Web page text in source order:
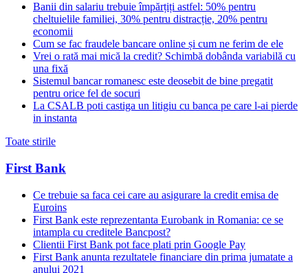
Banii din salariu trebuie împărțiți astfel: 50% pentru
cheltuielile familiei, 30% pentru distracție, 20% pentru
economii
Cum se fac fraudele bancare online și cum ne ferim de ele
Vrei o rată mai mică la credit? Schimbă dobânda variabilă cu
una fixă
Sistemul bancar romanesc este deosebit de bine pregatit
pentru orice fel de socuri
La CSALB poti castiga un litigiu cu banca pe care l-ai pierde
in instanta
Toate stirile
First Bank
Ce trebuie sa faca cei care au asigurare la credit emisa de
Euroins
First Bank este reprezentanta Eurobank in Romania: ce se
intampla cu creditele Bancpost?
Clientii First Bank pot face plati prin Google Pay
First Bank anunta rezultatele financiare din prima jumatate a
anului 2021